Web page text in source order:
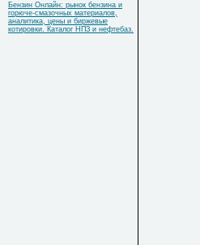
Бензин Онлайн: рынок бензина и
горюче-смазочных материалов,
аналитика, цены и биржевые
котировки. Каталог НПЗ и нефтебаз.